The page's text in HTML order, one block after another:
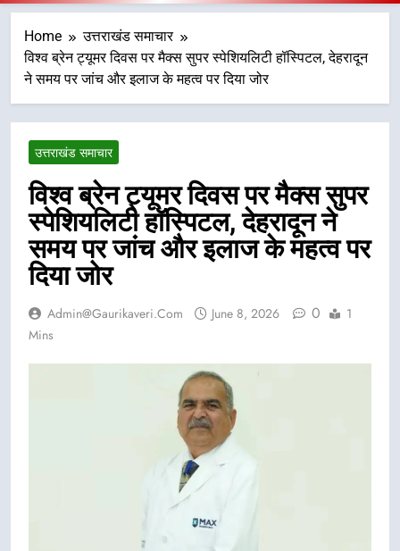
Home
उत्तराखंड समाचार
विश्व ब्रेन ट्यूमर दिवस पर मैक्स सुपर स्पेशियलिटी हॉस्पिटल, देहरादून
ने समय पर जांच और इलाज के महत्व पर दिया जोर
उत्तराखंड समाचार
विश्व ब्रेन ट्यूमर दिवस पर मैक्स सुपर
स्पेशियलिटी हॉस्पिटल, देहरादून ने
समय पर जांच और इलाज के महत्व पर
दिया जोर
Admin@gaurikaveri.com June 8, 2026 0
1
Mins